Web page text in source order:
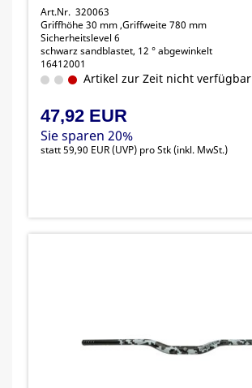
Art.Nr. 320063
Griffhöhe 30 mm ,Griffweite 780 mm
Sicherheitslevel 6
schwarz sandblastet, 12 ° abgewinkelt
16412001
Artikel zur Zeit nicht verfügbar
47,92 EUR
Sie sparen 20%
statt59,90 EUR(UVP) pro Stk (inkl. MwSt.)